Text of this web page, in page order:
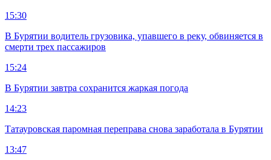
15:30
В Бурятии водитель грузовика, упавшего в реку, обвиняется в
смерти трех пассажиров
15:24
В Бурятии завтра сохранится жаркая погода
14:23
Татауровская паромная переправа снова заработала в Бурятии
13:47